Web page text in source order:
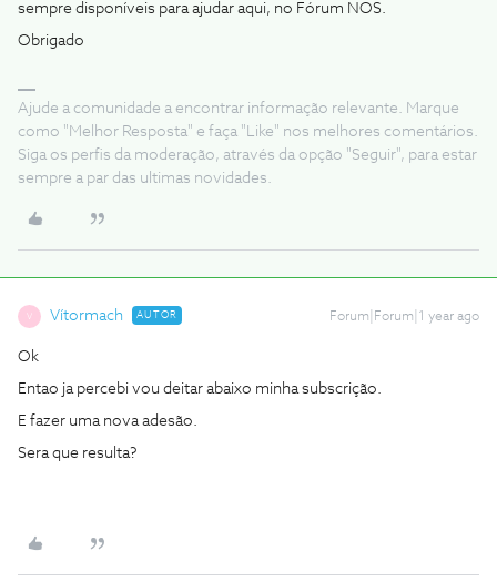
sempre disponíveis para ajudar aqui, no Fórum NOS.
Obrigado
Ajude a comunidade a encontrar informação relevante. Marque
como "Melhor Resposta" e faça "Like" nos melhores comentários.
Siga os perfis da moderação, através da opção "Seguir", para estar
sempre a par das ultimas novidades.
V Vítormach AUTOR Forum|Forum|1 year ago
Ok
Entao ja percebi vou deitar abaixo minha subscrição.
E fazer uma nova adesão.
Sera que resulta?